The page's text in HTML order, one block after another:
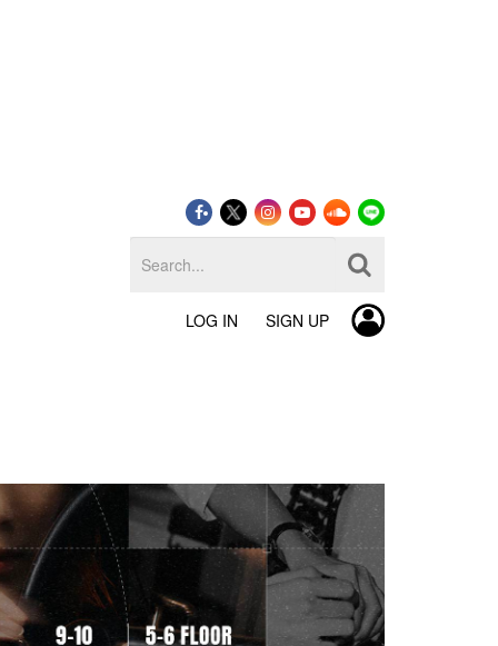
LOG IN SIGN UP